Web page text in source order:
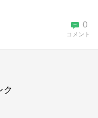
0
コメント
ク